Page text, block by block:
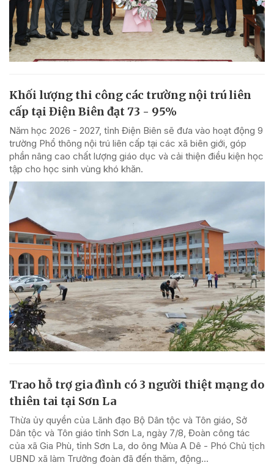
Khối lượng thi công các trường nội trú liên
cấp tại Điện Biên đạt 73 - 95%
Năm học 2026 - 2027, tỉnh Điện Biên sẽ đưa vào hoạt động 9
trường Phổ thông nội trú liên cấp tại các xã biên giới, góp
phần nâng cao chất lượng giáo dục và cải thiện điều kiện học
tập cho học sinh vùng khó khăn.
Trao hỗ trợ gia đình có 3 người thiệt mạng do
thiên tai tại Sơn La
Thừa ủy quyền của Lãnh đạo Bộ Dân tộc và Tôn giáo, Sở
Dân tộc và Tôn giáo tỉnh Sơn La, ngày 7/8, Đoàn công tác
của xã Gia Phù, tỉnh Sơn La, do ông Mùa A Dê - Phó Chủ tịch
UBND xã làm Trưởng đoàn đã đến thăm, động...